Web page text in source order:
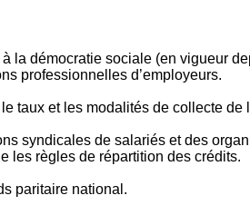
la démocratie sociale (en vigueur
professionnelles d’employeurs.
taux et les modalités de collecte
syndicales de salariés et des
les règles de répartition des crédits.
paritaire national.